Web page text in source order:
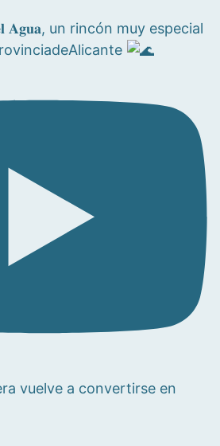
𝐀𝐠𝐮𝐚, un rincón muy especial
vuelve a convertirse en